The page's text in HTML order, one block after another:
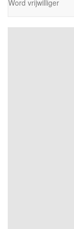
Word vrijwilliger